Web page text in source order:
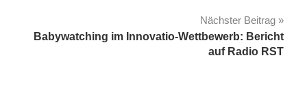
Nächster Beitrag
Babywatching im Innovatio-Wettbewerb: Bericht
auf Radio RST